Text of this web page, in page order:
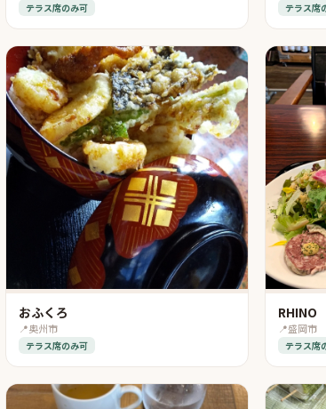
テラス席のみ可 テラス席
おふくろ
📍奥州市
テラス席のみ可
RHINO
📍盛岡市
テラス席